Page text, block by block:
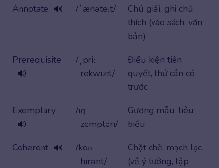
Annotate 🔊 /ˈænəteɪt/
Chú giải, ghi chú
thích (vào sách, văn
bản)
Prerequisite
🔊
/ˌpriː
ˈrekwɪzɪt/
Điều kiện tiên
quyết, thứ cần có
trước
Exemplary
🔊
/ɪɡ
ˈzempləri/
Gương mẫu, tiêu
biểu
Coherent 🔊
/koʊ
ˈhɪrənt/
Chặt chẽ, mạch lạc
(về ý tưởng, lập